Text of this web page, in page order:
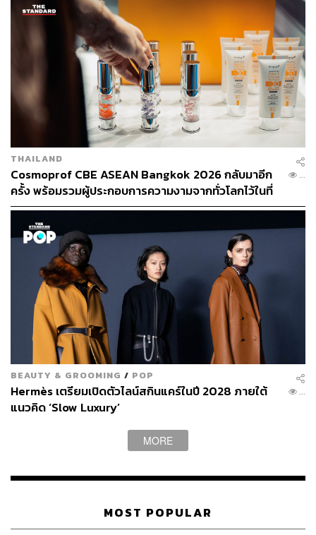
คุณแม่รีเควสไหมว่าต้องเป็นหมออะไร
ไม่ได้รีเควส ขอแค่หมอไว้ก่อน จริงๆ ตอนนั้นที่เข้าไป อยาก
เรียนจิตแพทย์นะครับ เพราะรู้สึกว่าคนไข้จิตเวชค่อนข้างน่า
สงสาร แล้วก็เป็นสายที่ขาดแคลนเนอะ รวมทั้งที่บ้านต่อ คน
รอบตัวต่อก็มีหลายคนที่เป็นโรคเครียด ซึมเศร้า คนไข้กลุ่มนี้
จะน่าสงสารมากๆ โรคทางกายเรารักษาหายได้ แต่ว่าโรค
ทางใจคนสมัยก่อนเขาจะไม่กล้าไปหาคุณหมอ เขารู้สึกว่าฉัน
เป็นบ้าหรือเปล่า อะไรแบบนี้
แต่ตอนนี้มันกลายเป็นสิ่งที่สังคมเรารณรงค์ด้วยซ้ำ
จริง ไปเถอะ ทุกคนน่าจะมีจิตแพทย์ประจำตัวด้วยซ้ำ เพราะ
บางทีเราเครียดอะไร เราจัดการปัญหานั้นไม่ได้ เราก็แค่
ปรึกษา ติดตามแผน เขาก็จะมีทางออก หรือถ้าเขาไม่มี
ทางออก เขาก็จะมีวิธีพูดให้สบายใจนะครับ
แล้วตอนเรียนเป็นอย่างไรบ้าง
โอ้โห ตอนนั้นเรียนหนักมาก เรียนหมอเป็นอะไรที่เหนื่อยมาก
โดยเฉพาะปี 1 2 3 อยากจะลาออกเป็นร้อยรอบ นี่ขนาดคนที่
เรียนหมอมันหนักจริงๆ ครับ แต่ปี 4 5 6 ความ
สนุกมันเริ่มขึ้นเรื่อยๆ เพราะว่าเราได้ดูคนไข้จริงๆ มันจะสนุก
THAILAND
Cosmoprof CBE ASEAN Bangkok 2026 กลับมาอีก
ครั้ง พร้อมรวมผู้ประกอบการความงามจากทั่วโลกไว้ในที่
เดียว [ADVERTORIAL]
...
BEAUTY & GROOMING / POP
Hermès เตรียมเปิดตัวไลน์สกินแคร์ในปี 2028 ภายใต้
แนวคิด ‘Slow Luxury’
...
MORE
MOST POPULAR